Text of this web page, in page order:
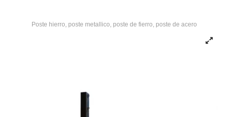
Poste hierro, poste metallico, poste de fierro, poste de acero